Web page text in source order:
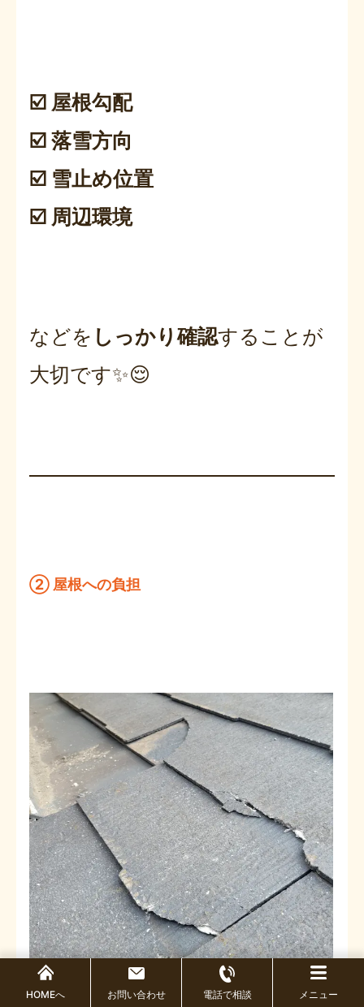
☑️ 屋根勾配
☑️ 落雪方向
☑️ 雪止め位置
☑️ 周辺環境
などを しっかり確認することが
大切です✨😌
② 屋根への負担
HOMEへ お問い合わせ 電話で相談 メニュー